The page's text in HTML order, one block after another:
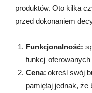
produktów. Oto kilka
przed dokonaniem
Funkcjonalność:
funkcji
Cena: określ swój
pamiętaj jednak, że